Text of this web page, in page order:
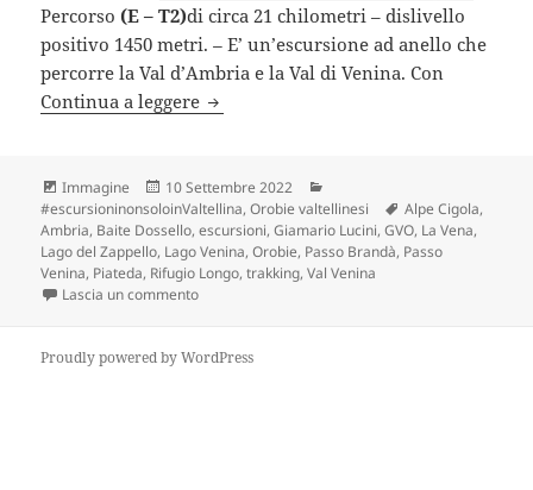
Percorso (E – T2)di circa 21 chilometri – dislivello
positivo 1450 metri. –E’ un’escursione ad anello che
percorre la Val d’Ambria e la Val di Venina. Con
Continua a leggere VAL D’AMBRIA e VAL DI VENINA (SO).
Formato
Immagine
Scritto
il
10 Settembre 2022
#escursioninonsoloinValtellina,Orobie valtellinesi Tag
Alpe Cigola,
Ambria, Baite Dossello,escursioni,Giamario Lucini,GVO, La Vena,
Lago del Zappello, Lago Venina,Orobie, Passo Brandà, Passo
Venina, Piateda, Rifugio Longo,trakking,Val Venina
Lascia un commentosu VAL D’AMBRIA e VAL DI VENINA (SO).
Proudly powered by WordPress